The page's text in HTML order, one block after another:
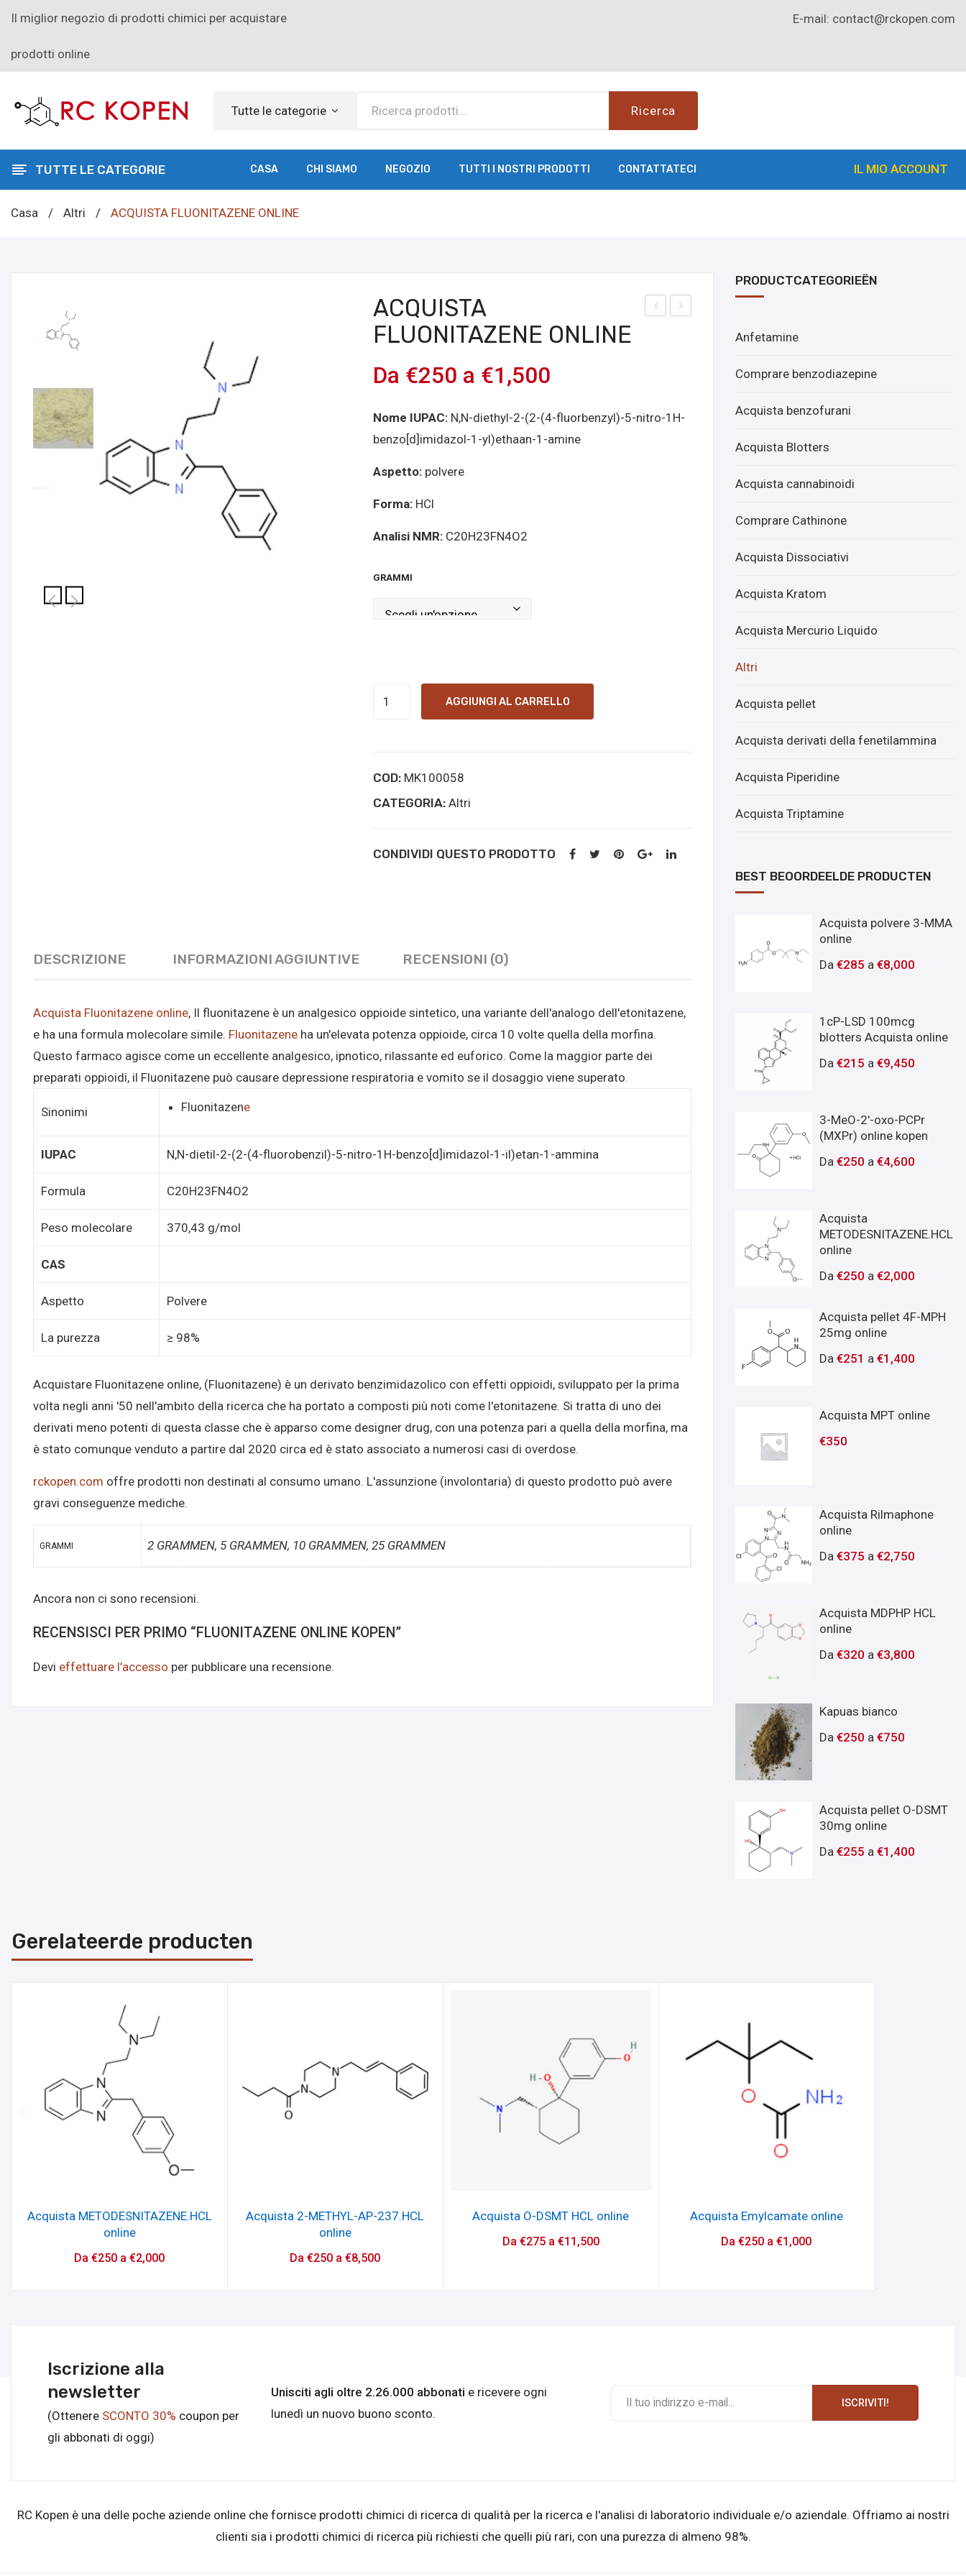
Il miglior negozio di prodotti chimici per acquistare
prodotti online
E-mail: contact@rckopen.com
Tutte le categorie Ricerca
TUTTE LE CATEGORIE CASA CHI SIAMO NEGOZIO TUTTI I NOSTRI PRODOTTI CONTATTATECI IL MIO ACCOUNT
Casa / Altri / ACQUISTA FLUONITAZENE ONLINE
e
ITA
ACQUISTA
FLUONITAZENE ONLINE
Da €250 a €1,500
Nome IUPAC: N,N-diethyl-2-(2-(4-fluorbenzyl)-5-nitro-1H-
benzo[d]imidazol-1-yl)ethaan-1-amine
Aspetto: polvere
Forma: HCl
Analisi NMR: C20H23FN4O2
GRAMMI
FLUONITAZENEAGGIUNGI AL CARRELLO
COD: MK100058
CATEGORIA: Altri
CONDIVIDI QUESTO PRODOTTO
DESCRIZIONE INFORMAZIONI AGGIUNTIVE RECENSIONI (0)
Acquista Fluonitazene online, Il fluonitazene è un analgesico oppioide sintetico, una variante dell'analogo dell'etonitazene,
e ha una formula molecolare simile. Fluonitazene ha un'elevata potenza oppioide, circa 10 volte quella della morfina.
Questo farmaco agisce come un eccellente analgesico, ipnotico, rilassante ed euforico. Come la maggior parte dei
preparati oppioidi, il Fluonitazene può causare depressione respiratoria e vomito se il dosaggio viene superato.
Sinonimi Fluonitazene
IUPAC N,N-dietil-2-(2-(4-fluorobenzil)-5-nitro-1H-benzo[d]imidazol-1-il)etan-1-ammina
Formula C20H23FN4O2
Peso molecolare 370,43 g/mol
CAS
Aspetto Polvere
La purezza ≥ 98%
Acquistare Fluonitazene online, (Fluonitazene) è un derivato benzimidazolico con effetti oppioidi, sviluppato per la prima
volta negli anni '50 nell'ambito della ricerca che ha portato a composti più noti come l'etonitazene. Si tratta di uno dei
derivati meno potenti di questa classe che è apparso come designer drug, con una potenza pari a quella della morfina, ma
è stato comunque venduto a partire dal 2020 circa ed è stato associato a numerosi casi di overdose.
rckopen.com offre prodotti non destinati al consumo umano. L'assunzione (involontaria) di questo prodotto può avere
gravi conseguenze mediche.
GRAMMI 2 GRAMMEN, 5 GRAMMEN, 10 GRAMMEN, 25 GRAMMEN
Ancora non ci sono recensioni.
RECENSISCI PER PRIMO “FLUONITAZENE ONLINE KOPEN”
Devi effettuare l’accesso per pubblicare una recensione.
PRODUCTCATEGORIEËN
Anfetamine
Comprare benzodiazepine
Acquista benzofurani
Acquista Blotters
Acquista cannabinoidi
Comprare Cathinone
Acquista Dissociativi
Acquista Kratom
Acquista Mercurio Liquido
Altri
Acquista pellet
Acquista derivati ​​della fenetilammina
Acquista Piperidine
Acquista Triptamine
BEST BEOORDEELDE PRODUCTEN
Acquista polvere 3-MMA
online
Da€285 a€8,000
1cP-LSD 100mcg
blotters Acquista online
Da€215 a€9,450
3-MeO-2'-oxo-PCPr
(MXPr) online kopen
Da€250 a€4,600
Acquista
METODESNITAZENE.HCL
online
Da€250 a€2,000
Acquista pellet 4F-MPH
25mg online
Da€251 a€1,400
Acquista MPT online
€350
Acquista Rilmaphone
online
Da€375 a€2,750
Acquista MDPHP HCL
online
Da€320 a€3,800
Kapuas bianco
Da€250 a€750
Acquista pellet O-DSMT
30mg online
Da€255 a€1,400
Gerelateerde producten
Acquista METODESNITAZENE.HCL
online
Da€250 a€2,000
Acquista 2-METHYL-AP-237.HCL
online
Da€250 a€8,500
Acquista O-DSMT HCL online
Da €275a €11,500
Acquista Emylcamate online
Da€250 a€1,000
Iscrizione alla
newsletter
(Ottenere SCONTO 30% coupon per
gli abbonati di oggi)
Unisciti agli oltre 2.26.000 abbonati e ricevere ogni
lunedì un nuovo buono sconto.
ISCRIVITI!
RC Kopen è una delle poche aziende online che fornisce prodotti chimici di ricerca di qualità per la ricerca e l'analisi di laboratorio individuale e/o aziendale. Offriamo ai nostri
clienti sia i prodotti chimici di ricerca più richiesti che quelli più rari, con una purezza di almeno 98%.